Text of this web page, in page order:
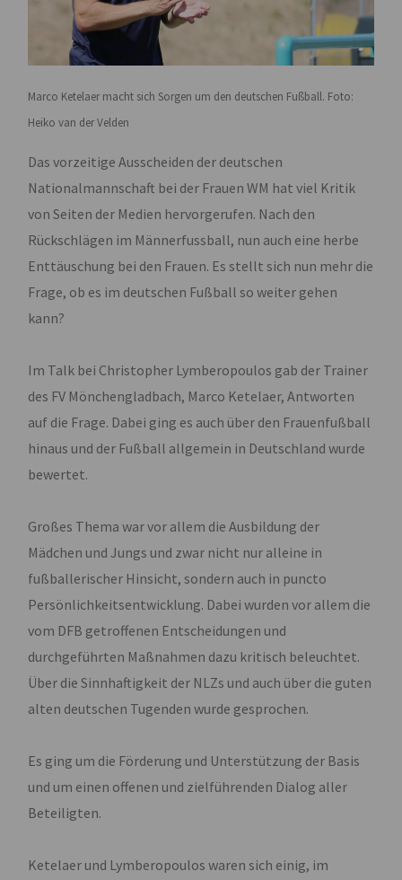
Marco Ketelaer macht sich Sorgen um den deutschen Fußball. Foto:
Heiko van der Velden
Das vorzeitige Ausscheiden der deutschen
Nationalmannschaft bei der Frauen WM hat viel Kritik
von Seiten der Medien hervorgerufen. Nach den
Rückschlägen im Männerfussball, nun auch eine herbe
Enttäuschung bei den Frauen. Es stellt sich nun mehr die
Frage, ob es im deutschen Fußball so weiter gehen
kann?
Im Talk bei Christopher Lymberopoulos gab der Trainer
des FV Mönchengladbach, Marco Ketelaer, Antworten
auf die Frage. Dabei ging es auch über den Frauenfußball
hinaus und der Fußball allgemein in Deutschland wurde
bewertet.
Großes Thema war vor allem die Ausbildung der
Mädchen und Jungs und zwar nicht nur alleine in
fußballerischer Hinsicht, sondern auch in puncto
Persönlichkeitsentwicklung. Dabei wurden vor allem die
vom DFB getroffenen Entscheidungen und
durchgeführten Maßnahmen dazu kritisch beleuchtet.
Über die Sinnhaftigkeit der NLZs und auch über die guten
alten deutschen Tugenden wurde gesprochen.
Es ging um die Förderung und Unterstützung der Basis
und um einen offenen und zielführenden Dialog aller
Beteiligten.
Ketelaer und Lymberopoulos waren sich einig, im